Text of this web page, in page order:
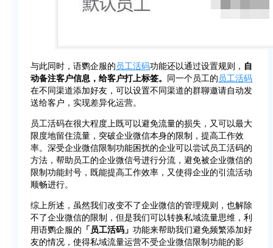
与此同时，语鹦企服的员工活码功能还以通过设置规则， 自
动备注客户信息，给客户打上标签。 同一个员工的员工活码
在不同渠道添加好友，可以设置不同渠道的群聊邀请自动发
送给客户，实现差异化运营。
员工活码在很大程度上既可以避免流量的损失，又可以最大
限度地留住流量，突破企业微信本身的限制，提高工作效
率。深受企业微信限制功能困扰的企业可以尝试员工活码的
方法，帮助员工的企业微信号进行分流，避免被企业微信的
限制功能封号，既能提高工作效率，又使得企业的引流活动
顺畅进行。
综上所述，虽然我们改变不了企业微信的管理规则，也解除
不了企业微信的限制，但是我们可以转换私域流量思维，利
用语鹦企服的 「员工活码」 功能来帮助我们避免频繁添加好
友的情况，使得私域流量运营不受企业微信限制功能的影